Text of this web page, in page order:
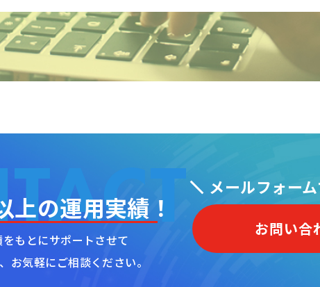
上の運用実績！
もとにサポートさせて
お気軽にご相談ください。
メールフォー
お問い合